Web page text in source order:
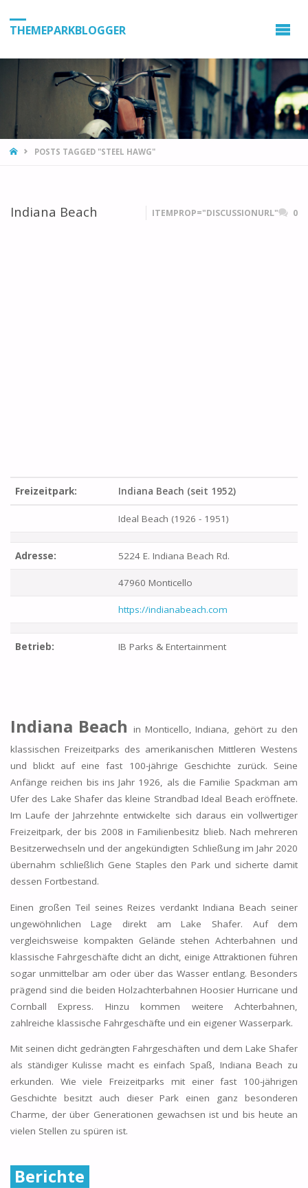
THEMEPARKBLOGGER
HOMEPOSTS TAGGED "STEEL HAWG"
Indiana Beach ITEMPROP="DISCUSSIONURL" 0
Freizeitpark: Indiana Beach (seit 1952)
Ideal Beach (1926 - 1951)
Adresse: 5224 E. Indiana Beach Rd.
47960 Monticello
https://indianabeach.com
Betrieb: IB Parks & Entertainment
Indiana Beach in Monticello, Indiana, gehört zu den
klassischen Freizeitparks des amerikanischen Mittleren Westens
und blickt auf eine fast 100-jährige Geschichte zurück. Seine
Anfänge reichen bis ins Jahr 1926, als die Familie Spackman am
Ufer des Lake Shafer das kleine Strandbad Ideal Beach eröffnete.
Im Laufe der Jahrzehnte entwickelte sich daraus ein vollwertiger
Freizeitpark, der bis 2008 in Familienbesitz blieb. Nach mehreren
Besitzerwechseln und der angekündigten Schließung im Jahr 2020
übernahm schließlich Gene Staples den Park und sicherte damit
dessen Fortbestand.
Einen großen Teil seines Reizes verdankt Indiana Beach seiner
ungewöhnlichen Lage direkt am Lake Shafer. Auf dem
vergleichsweise kompakten Gelände stehen Achterbahnen und
klassische Fahrgeschäfte dicht an dicht, einige Attraktionen führen
sogar unmittelbar am oder über das Wasser entlang. Besonders
prägend sind die beiden Holzachterbahnen Hoosier Hurricane und
Cornball Express. Hinzu kommen weitere Achterbahnen,
zahlreiche klassische Fahrgeschäfte und ein eigener Wasserpark.
Mit seinen dicht gedrängten Fahrgeschäften und dem Lake Shafer
als ständiger Kulisse macht es einfach Spaß, Indiana Beach zu
erkunden. Wie viele Freizeitparks mit einer fast 100-jährigen
Geschichte besitzt auch dieser Park einen ganz besonderen
Charme, der über Generationen gewachsen ist und bis heute an
vielen Stellen zu spüren ist.
Berichte